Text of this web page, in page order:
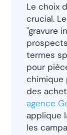
Le choix
crucial.
"gravure
termes
pour
chimique
des
agence
applique
les